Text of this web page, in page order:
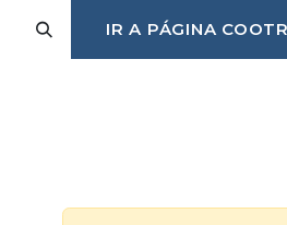
IR A PÁGINA